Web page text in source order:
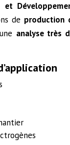
et
de production
analyse très